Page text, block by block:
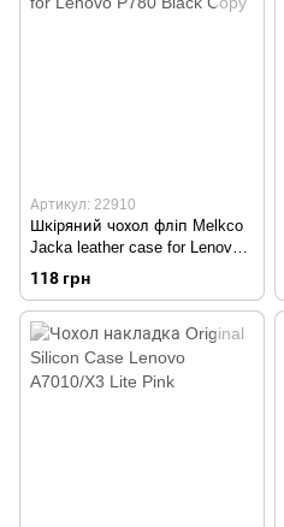
Артикул: 22910
Шкіряний чохол фліп Melkco
Jacka leather case for Lenovo
P780 Black Copy
118 грн